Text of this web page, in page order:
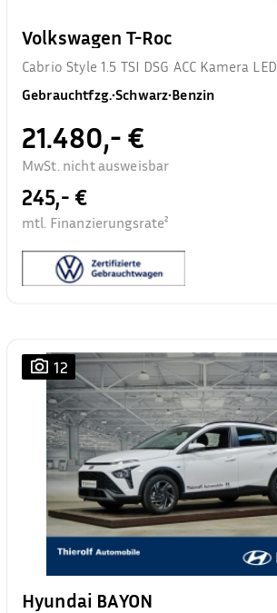
Volkswagen T-Roc
Cabrio Style 1.5 TSI DSG ACC Kamera LED
Gebrauchtfzg.•Schwarz•Benzin
21.480,- €
MwSt. nicht ausweisbar
245,- €
mtl. Finanzierungsrate²
12
Hyundai BAYON